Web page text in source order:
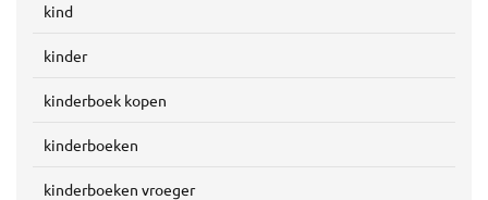
kind
kinder
kinderboek kopen
kinderboeken
kinderboeken vroeger